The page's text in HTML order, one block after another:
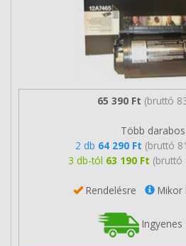
65 390 Ft (bruttó
Több
2 db 64 290 Ft (bruttó
3 db-tól 63 190 Ft (bruttó
Rendelésre Mikor
Ingyenes